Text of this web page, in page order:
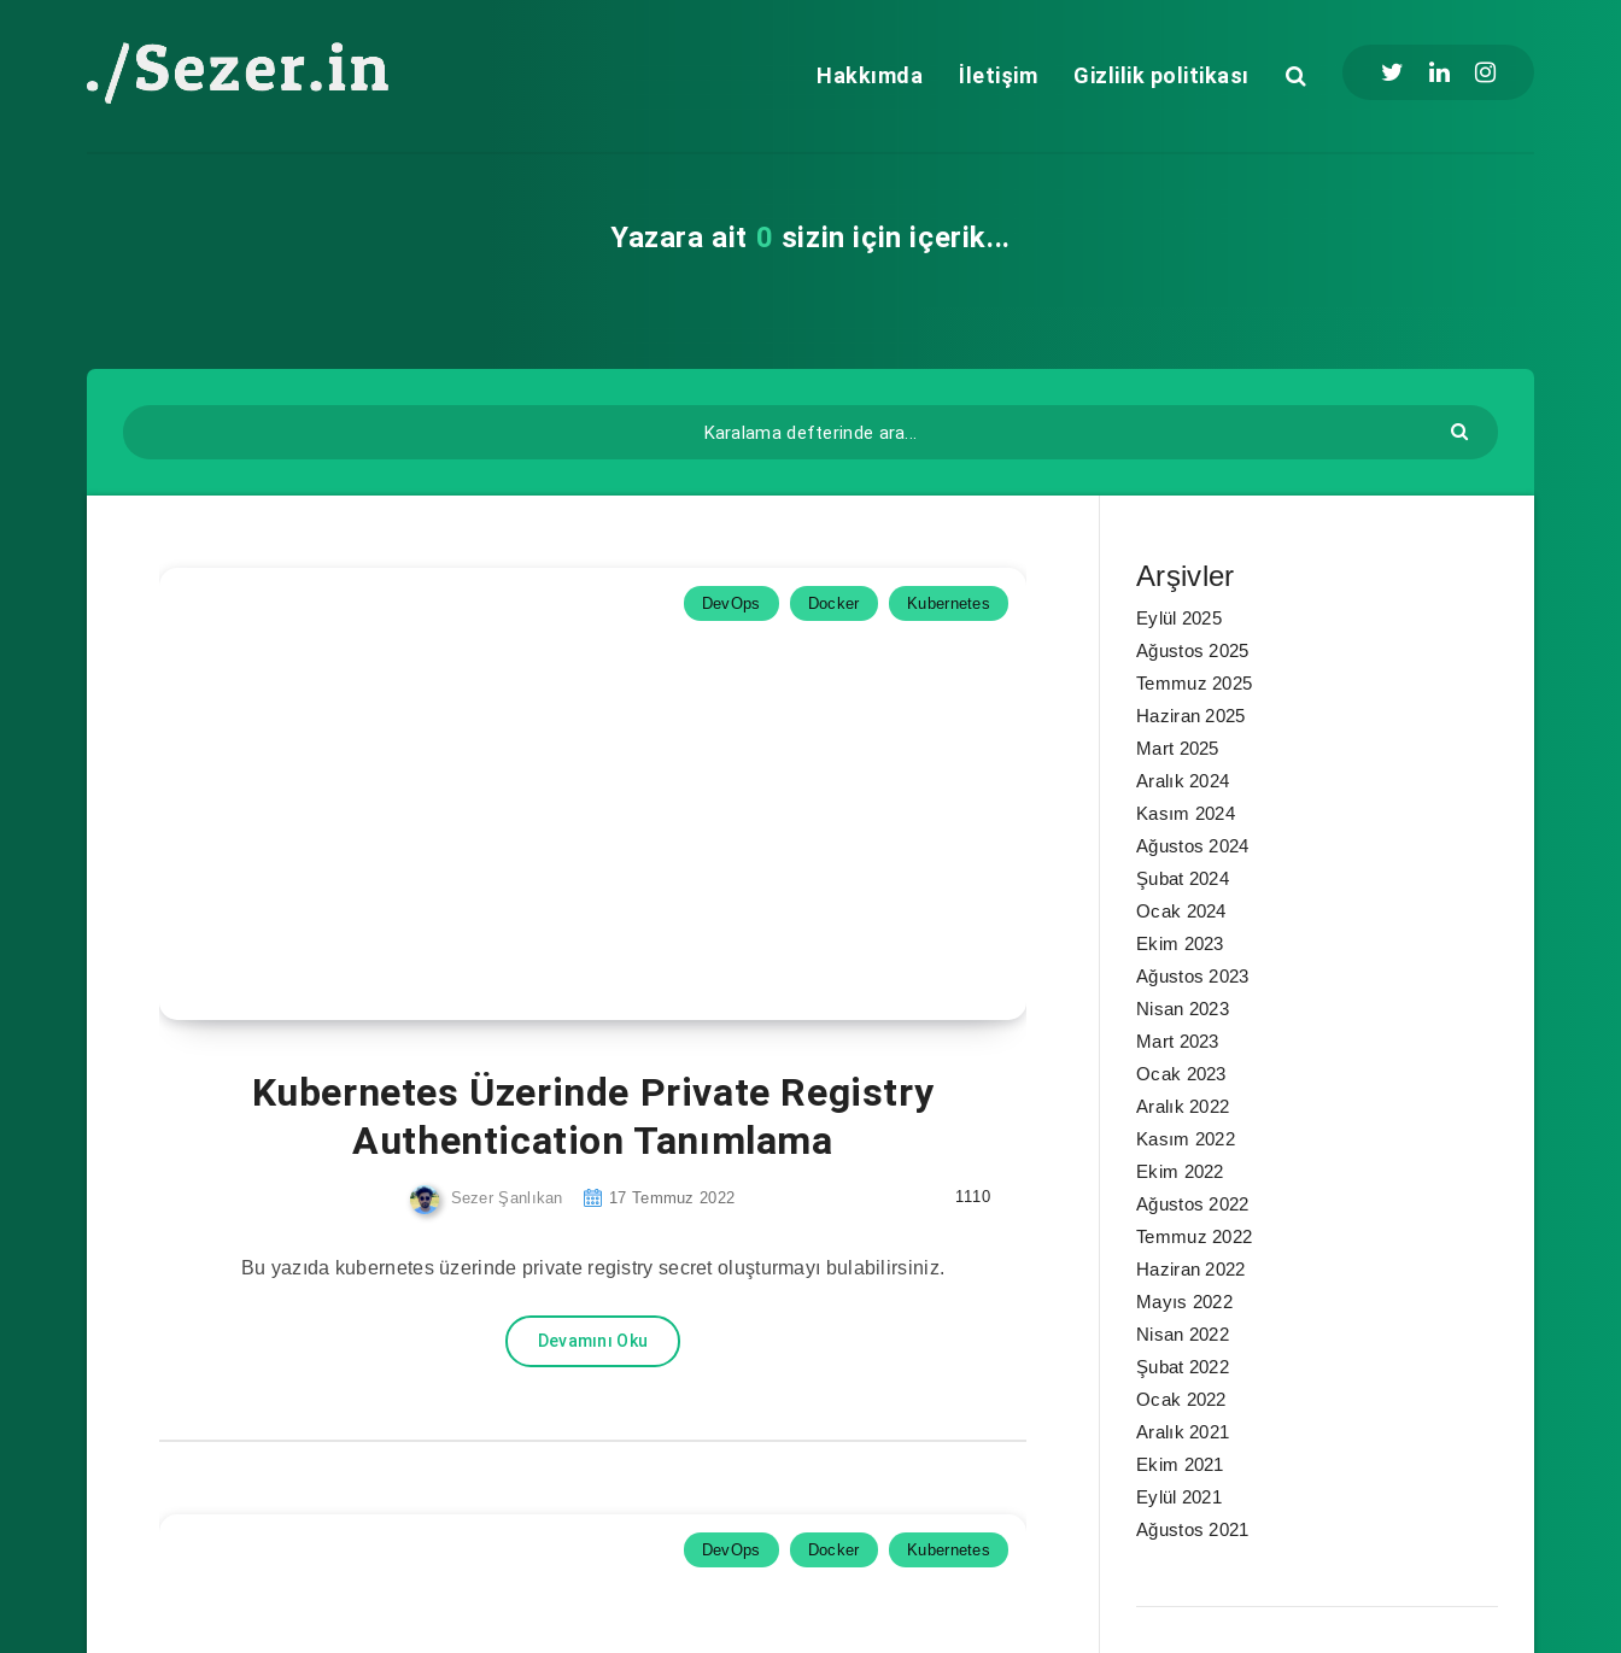
Hakkımda İletişim Gizlilik politikası
Yazara ait 0 sizin için içerik...
DevOps Docker Kubernetes
Kubernetes Üzerinde Private Registry
Authentication Tanımlama
Sezer Şanlıkan 17 Temmuz 2022 1110
Bu yazıda kubernetes üzerinde private registry secret oluşturmayı bulabilirsiniz.
Devamını Oku
DevOps Docker Kubernetes
Arşivler
Eylül 2025
Ağustos 2025
Temmuz 2025
Haziran 2025
Mart 2025
Aralık 2024
Kasım 2024
Ağustos 2024
Şubat 2024
Ocak 2024
Ekim 2023
Ağustos 2023
Nisan 2023
Mart 2023
Ocak 2023
Aralık 2022
Kasım 2022
Ekim 2022
Ağustos 2022
Temmuz 2022
Haziran 2022
Mayıs 2022
Nisan 2022
Şubat 2022
Ocak 2022
Aralık 2021
Ekim 2021
Eylül 2021
Ağustos 2021